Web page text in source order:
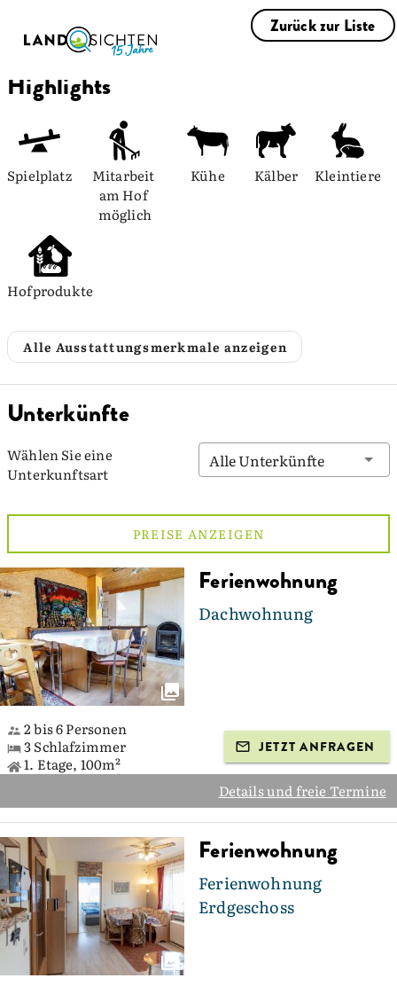
Zurück zur Liste
Highlights
Spielplatz
Mitarbeit
am Hof
möglich
Kühe Kälber Kleintiere
Hofprodukte
Alle Ausstattungsmerkmale anzeigen
Unterkünfte
Wählen Sie eine
Unterkunftsart
Alle Unterkünfte
PREISE ANZEIGEN
Ferienwohnung
Dachwohnung
2 bis 6 Personen
3 Schlafzimmer
1. Etage, 100m²
JETZT ANFRAGEN
Details und freie Termine
Ferienwohnung
Ferienwohnung
Erdgeschoss